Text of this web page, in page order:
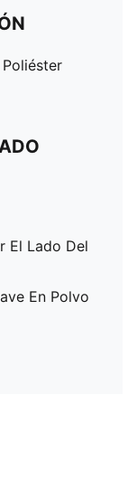
El Lado Del
En Polvo